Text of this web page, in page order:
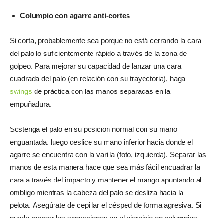
Columpio con agarre anti-cortes
Si corta, probablemente sea porque no está cerrando la cara
del palo lo suficientemente rápido a través de la zona de
golpeo. Para mejorar su capacidad de lanzar una cara
cuadrada del palo (en relación con su trayectoria), haga
swings de práctica con las manos separadas en la
empuñadura.
Sostenga el palo en su posición normal con su mano
enguantada, luego deslice su mano inferior hacia donde el
agarre se encuentra con la varilla (foto, izquierda). Separar las
manos de esta manera hace que sea más fácil encuadrar la
cara a través del impacto y mantener el mango apuntando al
ombligo mientras la cabeza del palo se desliza hacia la
pelota. Asegúrate de cepillar el césped de forma agresiva. Si